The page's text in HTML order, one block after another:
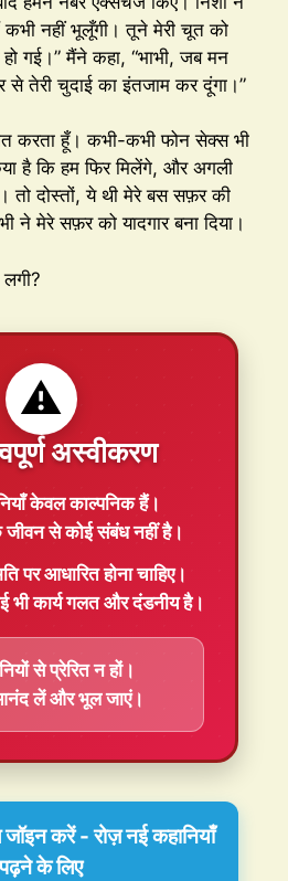
नहीं भूलूँगी। तूने मेरी चूत को
हो गई।” मैंने कहा, “भाभी, जब मन
तेरी चुदाई का इंतजाम कर दूंगा।”
करता हूँ। कभी-कभी फोन सेक्स भी
है कि हम फिर मिलेंगे, और अगली
तो दोस्तों, ये थी मेरे बस सफ़र की
ने मेरे सफ़र को यादगार बना दिया।
⚠️
अस्वीकरण
केवल काल्पनिकहैं।
जीवन से कोई संबंध नहीं है।
पर आधारित होना चाहिए।
भी कार्य गलत और दंडनीय है।
से प्रेरित न हों।
लें और भूल जाएं।
करें - रोज़ नई कहानियाँ
पढ़ने के लिए